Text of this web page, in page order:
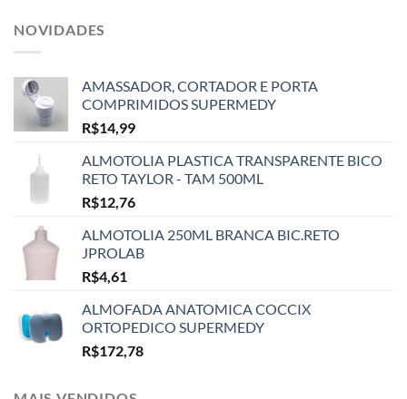
NOVIDADES
AMASSADOR, CORTADOR E PORTA
COMPRIMIDOS SUPERMEDY
R$14,99
ALMOTOLIA PLASTICA TRANSPARENTE BICO
RETO TAYLOR - TAM 500ML
R$12,76
ALMOTOLIA 250ML BRANCA BIC.RETO
JPROLAB
R$4,61
ALMOFADA ANATOMICA COCCIX
ORTOPEDICO SUPERMEDY
R$172,78